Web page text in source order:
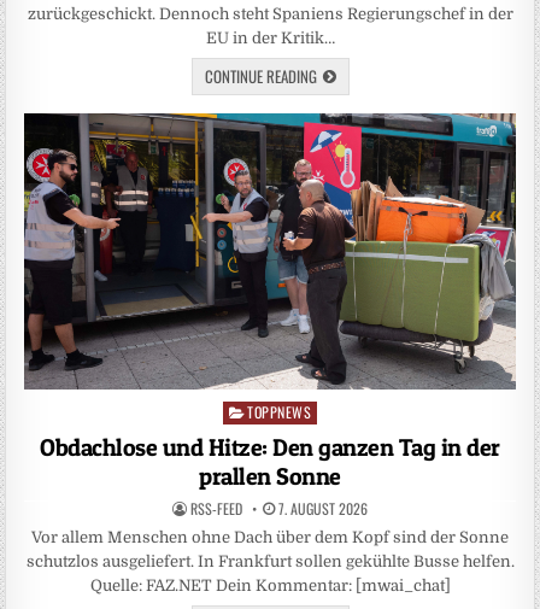
zurückgeschickt. Dennoch steht Spaniens Regierungschef in der
EU in der Kritik…
CONTINUE READING
Posted
in
TOPPNEWS
Obdachlose und Hitze: Den ganzen Tag in der
prallen Sonne
RSS-FEED 7. AUGUST 2026
Vor allem Menschen ohne Dach über dem Kopf sind der Sonne
schutzlos ausgeliefert. In Frankfurt sollen gekühlte Busse helfen.
Quelle: FAZ.NET Dein Kommentar: [mwai_chat]